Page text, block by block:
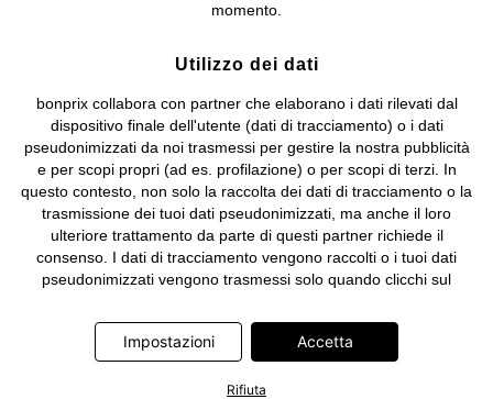
momento.
Utilizzo dei dati
bonprix collabora con partner che elaborano i dati rilevati dal
dispositivo finale dell'utente (dati di tracciamento) o i dati
pseudonimizzati da noi trasmessi per gestire la nostra pubblicità
e per scopi propri (ad es. profilazione) o per scopi di terzi. In
questo contesto, non solo la raccolta dei dati di tracciamento o la
trasmissione dei tuoi dati pseudonimizzati, ma anche il loro
ulteriore trattamento da parte di questi partner richiede il
consenso. I dati di tracciamento vengono raccolti o i tuoi dati
pseudonimizzati vengono trasmessi solo quando clicchi sul
seguenti società: Adjust GmbH, Criteo SA, Google Ireland
Limited, Hurra Communications GmbH, ID5 Technology Ltd,
Meta Platforms Ireland Limited, Microsoft Ireland Operations
Limited, Pinterest Europe Limited, RTB-House GmbH, TikTok
Impostazioni Accetta
Rifiuta